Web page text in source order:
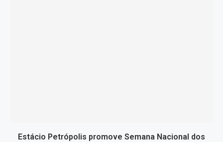
Estácio Petrópolis promove Semana Nacional dos